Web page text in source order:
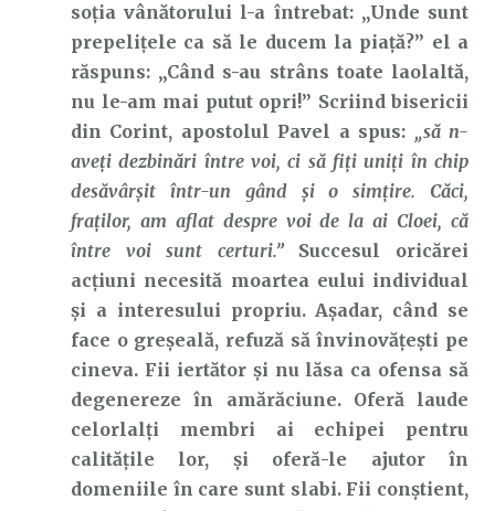
soția vânătorului l-a întrebat: „Unde sunt
prepelițele ca să le ducem la piață?” el a
răspuns: „Când s-au strâns toate laolaltă,
nu le-am mai putut opri!” Scriind bisericii
din Corint, apostolul Pavel a spus: „să n-
aveţi dezbinări între voi, ci să fiţi uniţi în chip
desăvârşit într-un gând şi o simţire. Căci,
fraţilor, am aflat despre voi de la ai Cloei, că
între voi sunt certuri.” Succesul oricărei
acțiuni necesită moartea eului individual
și a interesului propriu. Așadar, când se
face o greșeală, refuză să învinovățești pe
cineva. Fii iertător și nu lăsa ca ofensa să
degenereze în amărăciune. Oferă laude
celorlalți membri ai echipei pentru
calitățile lor, și oferă-le ajutor în
domeniile în care sunt slabi. Fii conștient,